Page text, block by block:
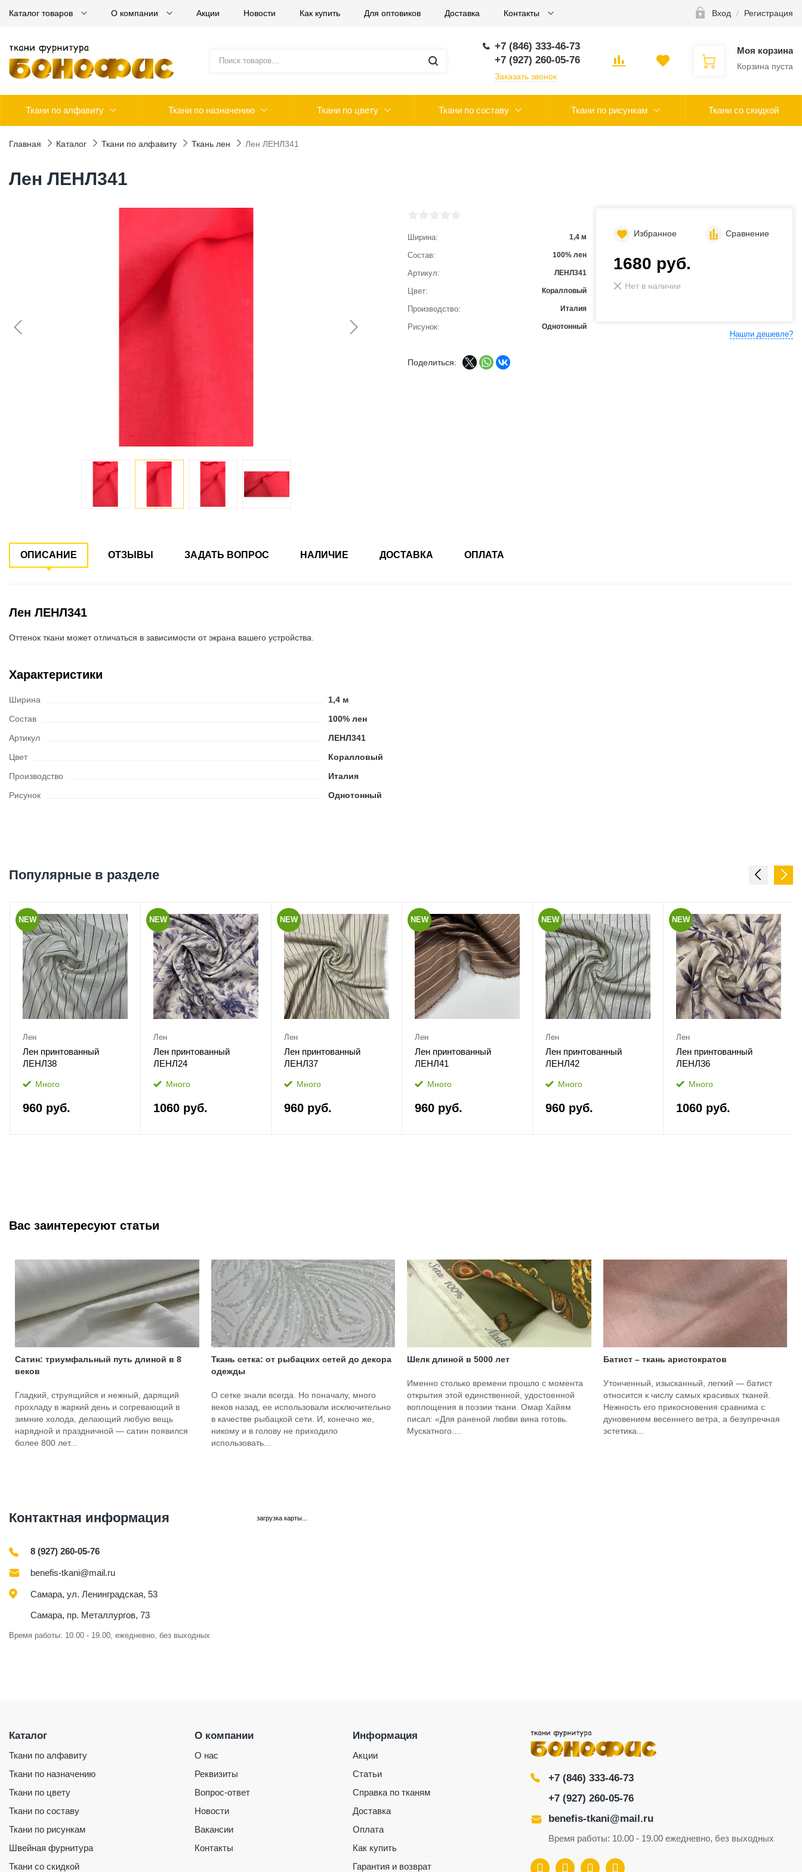
Каталог товаров О компании Акции Новости Как купить Для оптовиков Доставка Контакты Вход / Регистрация
+7 (846) 333-46-73
+7 (927) 260-05-76
Заказать звонок
Моя корзина
Корзина пуста
Ткани по алфавиту Ткани по назначению Ткани по цвету Ткани по составу Ткани по рисункам Ткани со скидкой
Главная Каталог Ткани по алфавиту Ткань лен Лен ЛЕНЛ341
Лен ЛЕНЛ341
Ширина 1,4 м
Состав 100% лен
Артикул ЛЕНЛ341
Цвет Коралловый
Производство Италия
Рисунок Однотонный
Поделиться:
Избранное Сравнение
1680 руб.
Нет в наличии
Нашли дешевле?
ОПИСАНИЕ ОТЗЫВЫ ЗАДАТЬ ВОПРОС НАЛИЧИЕ ДОСТАВКА ОПЛАТА
Лен ЛЕНЛ341
Оттенок ткани может отличаться в зависимости от экрана вашего устройства.
Характеристики
Ширина
1,4 м
Состав
100% лен
Артикул
ЛЕНЛ341
Цвет
Коралловый
Производство
Италия
Рисунок
Однотонный
Популярные в разделе
NEW
Лен
Лен принтованный
ЛЕНЛ38
Много
960 руб.
NEW
Лен
Лен принтованный
ЛЕНЛ24
Много
1060 руб.
NEW
Лен
Лен принтованный
ЛЕНЛ37
Много
960 руб.
NEW
Лен
Лен принтованный
ЛЕНЛ41
Много
960 руб.
NEW
Лен
Лен принтованный
ЛЕНЛ42
Много
960 руб.
NEW
Лен
Лен принтованный
ЛЕНЛ36
Много
1060 руб.
Вас заинтересуют статьи
Сатин: триумфальный путь длиной в 8
веков
Гладкий, струящийся и нежный, дарящий
прохладу в жаркий день и согревающий в
зимние холода, делающий любую вещь
нарядной и праздничной — сатин появился
более 800 лет...
Ткань сетка: от рыбацких сетей до декора
одежды
О сетке знали всегда. Но поначалу, много
веков назад, ее использовали исключительно
в качестве рыбацкой сети. И, конечно же,
никому и в голову не приходило
использовать...
Шелк длиной в 5000 лет
Именно столько времени прошло с момента
открытия этой единственной, удостоенной
воплощения в поэзии ткани. Омар Хайям
писал: «Для раненой любви вина готовь.
Мускатного....
Батист – ткань аристократов
Утонченный, изысканный, легкий — батист
относится к числу самых красивых тканей.
Нежность его прикосновения сравнима с
дуновением весеннего ветра, а безупречная
эстетика...
Контактная информация
8 (927) 260-05-76
benefis-tkani@mail.ru
Самара, ул. Ленинградская, 53
Самара, пр. Металлургов, 73
Время работы: 10.00 - 19.00, ежедневно, без выходных
загрузка карты...
Каталог
Ткани по алфавиту
Ткани по назначению
Ткани по цвету
Ткани по составу
Ткани по рисункам
Швейная фурнитура
Ткани со скидкой
О компании
О нас
Реквизиты
Вопрос-ответ
Новости
Вакансии
Контакты
Информация
Акции
Статьи
Справка по тканям
Доставка
Оплата
Как купить
Гарантия и возврат
+7 (846) 333-46-73
+7 (927) 260-05-76
benefis-tkani@mail.ru
Время работы: 10.00 - 19.00 ежедневно, без выходных